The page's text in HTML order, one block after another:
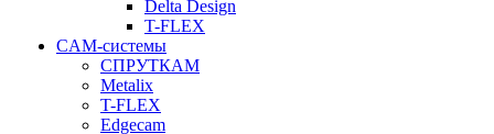
Delta Design
T-FLEX
CAM-системы
СПРУТКAM
Metalix
T-FLEX
Edgecam